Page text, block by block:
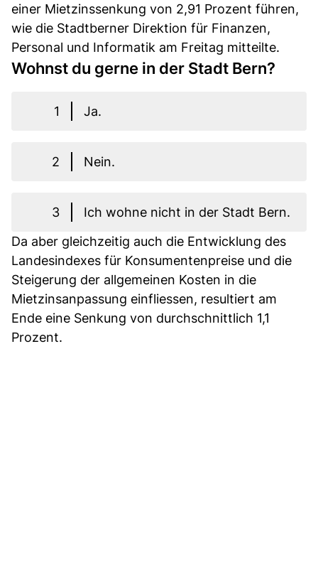
einer Mietzinssenkung von 2,91 Prozent führen,
wie die Stadtberner Direktion für Finanzen,
Personal und Informatik am Freitag mitteilte.
Wohnst du gerne in der Stadt Bern?
1 Ja.
2 Nein.
3
Ich wohne nicht in der Stadt Bern.
Da aber gleichzeitig auch die Entwicklung des
Landesindexes für Konsumentenpreise und die
Steigerung der allgemeinen Kosten in die
Mietzinsanpassung einfliessen, resultiert am
Ende eine Senkung von durchschnittlich 1,1
Prozent.